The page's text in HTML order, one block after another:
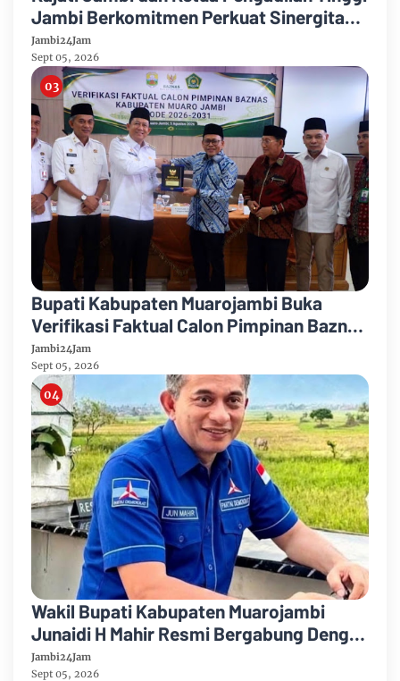
Jambi Berkomitmen Perkuat Sinergitas
Penegakan Hukum
Jambi24Jam
Sept 05, 2026
Bupati Kabupaten Muarojambi Buka
Verifikasi Faktual Calon Pimpinan Baznas
Tahun 2026-2031
Jambi24Jam
Sept 05, 2026
Wakil Bupati Kabupaten Muarojambi
Junaidi H Mahir Resmi Bergabung Dengan
Partai Demikrat
Jambi24Jam
Sept 05, 2026